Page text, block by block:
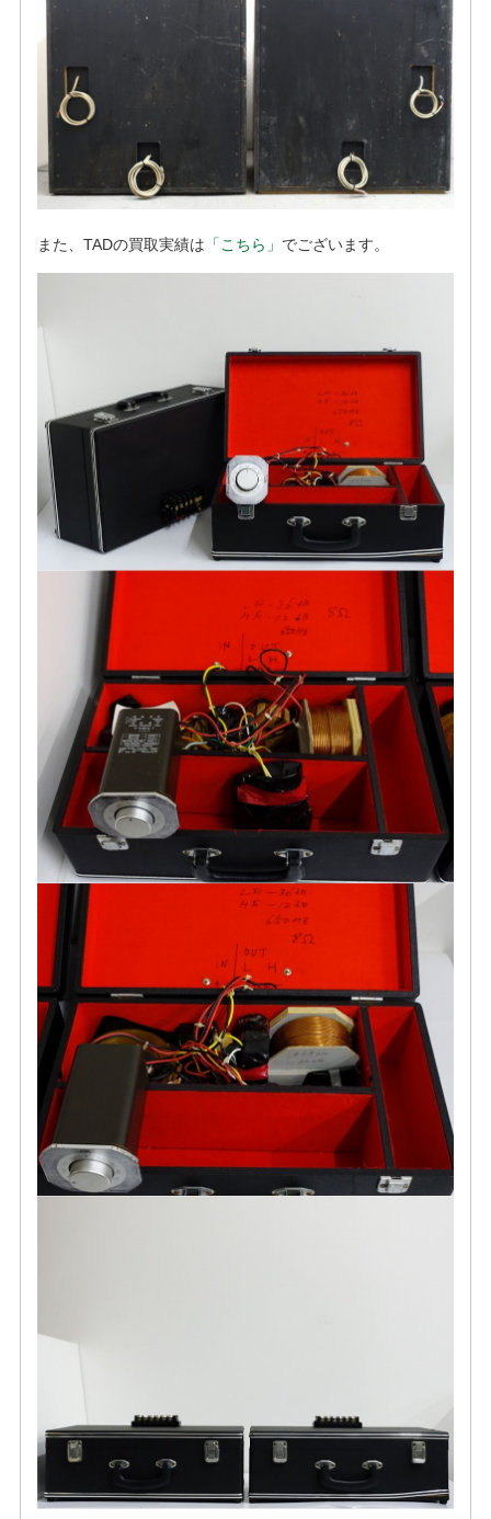
また、TADの買取実績は 「こちら」 でございます。